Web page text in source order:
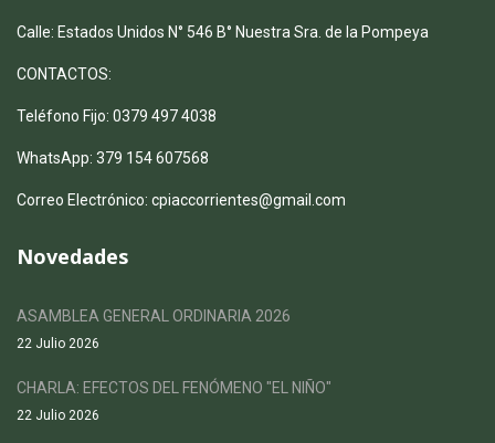
Calle: Estados Unidos N° 546 B° Nuestra Sra. de la Pompeya
CONTACTOS:
Teléfono Fijo: 0379 497 4038
WhatsApp: 379 154 607568
Correo Electrónico: cpiaccorrientes@gmail.com
Novedades
ASAMBLEA GENERAL ORDINARIA 2026
22 Julio 2026
CHARLA: EFECTOS DEL FENÓMENO "EL NIÑO"
22 Julio 2026